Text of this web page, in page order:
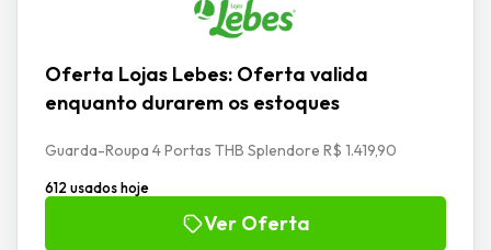
Oferta Lojas Lebes: Oferta valida
enquanto durarem os estoques
Guarda-Roupa 4 Portas THB Splendore R$ 1.419,90
612 usados hoje
Ver Oferta